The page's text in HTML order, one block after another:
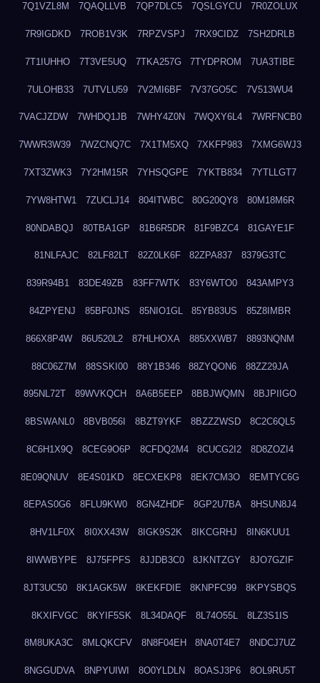
7Q1VZL8M 7QAQLLVB 7QP7DLC5 7QSLGYCU 7R0ZOLUX
7R9IGDKD 7ROB1V3K 7RPZVSPJ 7RX9CIDZ 7SH2DRLB
7T1IUHHO 7T3VE5UQ 7TKA257G 7TYDPROM 7UA3TIBE
7ULOHB33 7UTVLU59 7V2MI6BF 7V37GO5C 7V513WU4
7VACJZDW 7WHDQ1JB 7WHY4Z0N 7WQXY6L4 7WRFNCB0
7WWR3W39 7WZCNQ7C 7X1TM5XQ 7XKFP983 7XMG6WJ3
7XT3ZWK3 7Y2HM15R 7YHSQGPE 7YKTB834 7YTLLGT7
7YW8HTW1 7ZUCLJ14 804ITWBC 80G20QY8 80M18M6R
80NDABQJ 80TBA1GP 81B6R5DR 81F9BZC4 81GAYE1F
81NLFAJC 82LF82LT 82Z0LK6F 82ZPA837 8379G3TC
839R94B1 83DE49ZB 83FF7WTK 83Y6WTO0 843AMPY3
84ZPYENJ 85BF0JNS 85NIO1GL 85YB83US 85Z8IMBR
866X8P4W 86U520L2 87HLHOXA 885XXWB7 8893NQNM
88C06Z7M 88SSKI00 88Y1B346 88ZYQON6 88ZZ29JA
895NL72T 89WVKQCH 8A6B5EEP 8BBJWQMN 8BJPIIGO
8BSWANL0 8BVB056I 8BZT9YKF 8BZZZWSD 8C2C6QL5
8C6H1X9Q 8CEG9O6P 8CFDQ2M4 8CUCG2I2 8D8ZOZI4
8E09QNUV 8E4S01KD 8ECXEKP8 8EK7CM3O 8EMTYC6G
8EPAS0G6 8FLU9KW0 8GN4ZHDF 8GP2U7BA 8HSUN8J4
8HV1LF0X 8I0XX43W 8IGK9S2K 8IKCGRHJ 8IN6KUU1
8IWWBYPE 8J75FPFS 8JJDB3C0 8JKNTZGY 8JO7GZIF
8JT3UC50 8K1AGK5W 8KEKFDIE 8KNPFC99 8KPYSBQS
8KXIFVGC 8KYIF5SK 8L34DAQF 8L74O55L 8LZ3S1IS
8M8UKA3C 8MLQKCFV 8N8F04EH 8NA0T4E7 8NDCJ7UZ
8NGGUDVA 8NPYUIWI 8O0YLDLN 8OASJ3P6 8OL9RU5T